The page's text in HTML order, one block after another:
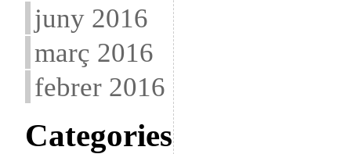
juny 2016
març 2016
febrer 2016
Categories